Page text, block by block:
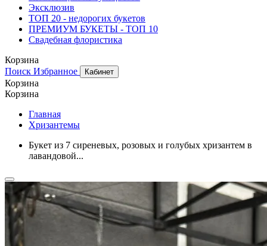
Эксклюзив
ТОП 20 - недорогих букетов
ПРЕМИУМ БУКЕТЫ - ТОП 10
Свадебная флористика
Корзина
Поиск Избранное Кабинет
Корзина
Корзина
Главная
Хризантемы
Букет из 7 сиреневых, розовых и голубых хризантем в
лавандовой...